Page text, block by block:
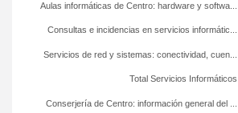
Conserjería de Centro: información general del ...
Total Servicios Informáticos
Servicios de red y sistemas: conectividad, cuen...
Consultas e incidencias en servicios informátic...
Aulas informáticas de Centro: hardware y softwa...